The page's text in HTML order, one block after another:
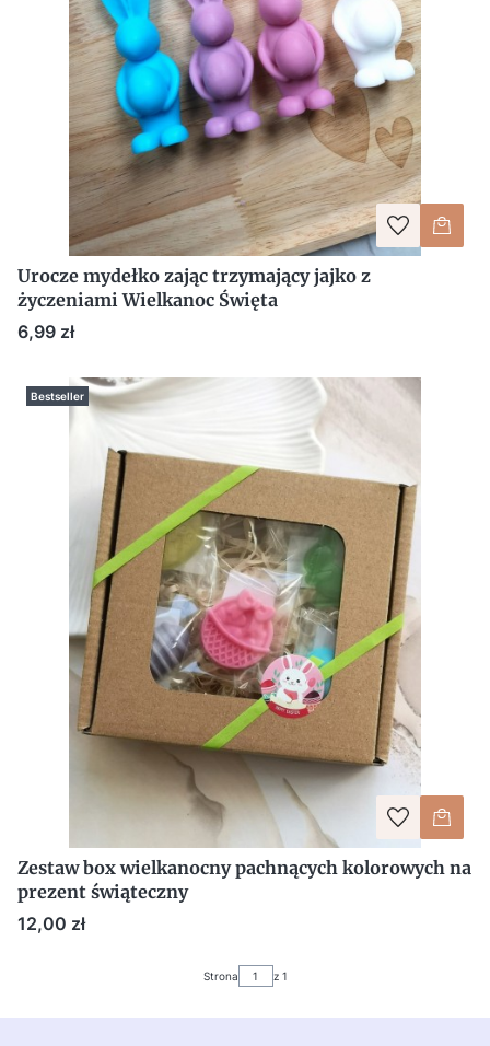
Urocze mydełko zając trzymający jajko z
życzeniami Wielkanoc Święta
Cena
6,99 zł
Bestseller
Zestaw box wielkanocny pachnących kolorowych na
prezent świąteczny
Cena
12,00 zł
Strona z 1